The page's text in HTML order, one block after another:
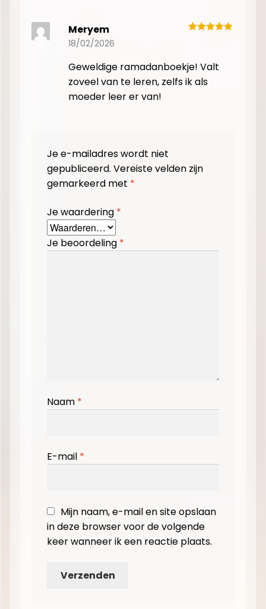
Meryem
18/02/2026
Geweldige ramadanboekje! Valt
zoveel van te leren, zelfs ik als
moeder leer er van!
Je e-mailadres wordt niet
gepubliceerd. Vereiste velden zijn
gemarkeerd met *
Je waardering *
Je beoordeling *
Naam *
E-mail *
Mijn naam, e-mail en site opslaan
in deze browser voor de volgende
keer wanneer ik een reactie plaats.